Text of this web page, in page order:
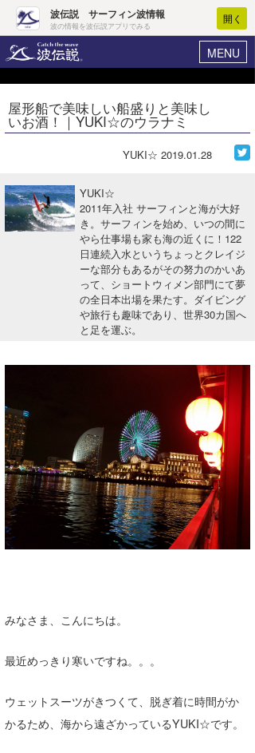
波伝説 サーフィン波情報
波の情報を波伝説アプリでみる
開く
MENU
ヘルプ マイホーム
ログイン
波情報･概況
WAVE HUNTER波予想ツール
サーフィンエリアガイド
屋形船で美味しい船盛りと美味し
いお酒！｜YUKI☆のウラナミ
YUKI☆ 2019.01.28
YUKI☆
2011年入社 サーフィンと海が大好
き。サーフィンを始め、いつの間に
やら仕事場も家も海の近くに！122
日連続入水というちょっとクレイジ
ーな部分もあるがその努力のかいあ
って、ショートウィメン部門にて夢
の全日本出場を果たす。ダイビング
や旅行も趣味であり、世界30カ国へ
と足を運ぶ。
みなさま、こんにちは。
最近めっきり寒いですね。。。
ウェットスーツがきつくて、脱ぎ着に時間がか
かるため、海から遠ざかっているYUKI☆です。
Core Surf Japan
アート＆エンタメ
ショップ情報
ショップ情報
湘南
千葉南
大阪
ルール＆How to
VOTE!
サーファーズ
ライター/寄稿メディア
Core Surf Japan